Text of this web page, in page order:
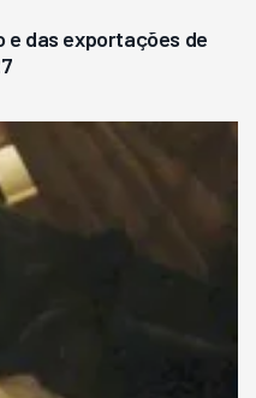
e das exportações de